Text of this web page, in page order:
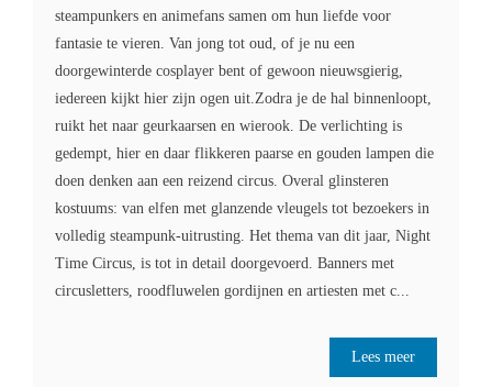
steampunkers en animefans samen om hun liefde voor
fantasie te vieren. Van jong tot oud, of je nu een
doorgewinterde cosplayer bent of gewoon nieuwsgierig,
iedereen kijkt hier zijn ogen uit.Zodra je de hal binnenloopt,
ruikt het naar geurkaarsen en wierook. De verlichting is
gedempt, hier en daar flikkeren paarse en gouden lampen die
doen denken aan een reizend circus. Overal glinsteren
kostuums: van elfen met glanzende vleugels tot bezoekers in
volledig steampunk-uitrusting. Het thema van dit jaar, Night
Time Circus, is tot in detail doorgevoerd. Banners met
circusletters, roodfluwelen gordijnen en artiesten met c...
Lees meer